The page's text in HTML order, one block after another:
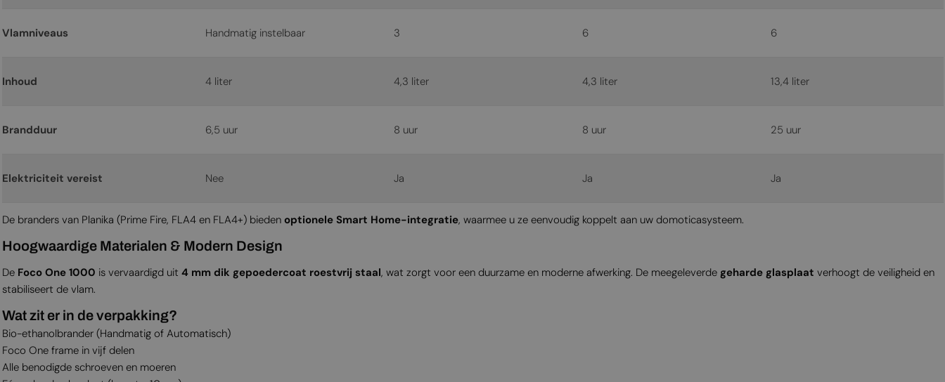
Vlamniveaus Handmatig instelbaar 3 6 6
Inhoud 4 liter 4,3 liter 4,3 liter 13,4 liter
Brandduur 6,5 uur 8 uur 8 uur 25 uur
Elektriciteit vereist Nee Ja Ja Ja
De branders van Planika (Prime Fire, FLA4 en FLA4+) bieden optionele Smart Home-integratie, waarmee u ze eenvoudig koppelt aan uw domoticasysteem.
Hoogwaardige Materialen & Modern Design
De Foco One 1000 is vervaardigd uit 4 mm dik gepoedercoat roestvrij staal, wat zorgt voor een duurzame en moderne afwerking. De meegeleverde geharde glasplaat verhoogt de veiligheid en
stabiliseert de vlam.
Wat zit er in de verpakking?
Bio-ethanolbrander (Handmatig of Automatisch)
Foco One frame in vijf delen
Alle benodigde schroeven en moeren